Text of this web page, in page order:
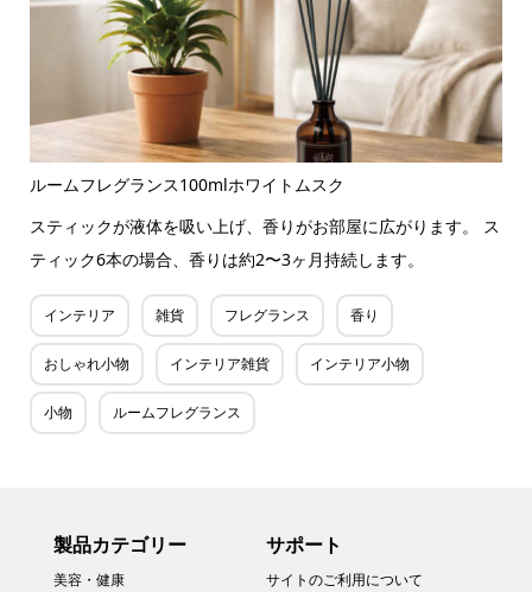
ルームフレグランス100mlホワイトムスク
スティックが液体を吸い上げ、香りがお部屋に広がります。 ス
ティック6本の場合、香りは約2〜3ヶ月持続します。
インテリア 雑貨 フレグランス 香り
おしゃれ小物 インテリア雑貨 インテリア小物
小物 ルームフレグランス
製品カテゴリー
美容・健康
サポート
サイトのご利用について